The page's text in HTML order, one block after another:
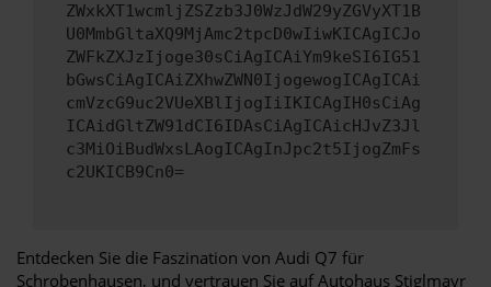
ZWxkXT1wcmljZSZzb3J0WzJdW29yZGVyXT1B
U0MmbGltaXQ9MjAmc2tpcD0wIiwKICAgICJo
ZWFkZXJzIjoge30sCiAgICAiYm9keSI6IG51
bGwsCiAgICAiZXhwZWN0IjogewogICAgICAi
cmVzcG9uc2VUeXBlIjogIiIKICAgIH0sCiAg
ICAidGltZW91dCI6IDAsCiAgICAicHJvZ3Jl
c3MiOiBudWxsLAogICAgInJpc2t5IjogZmFs
c2UKICB9Cn0=
Entdecken Sie die Faszination von Audi Q7 für
Schrobenhausen, und vertrauen Sie auf Autohaus Stiglmayr